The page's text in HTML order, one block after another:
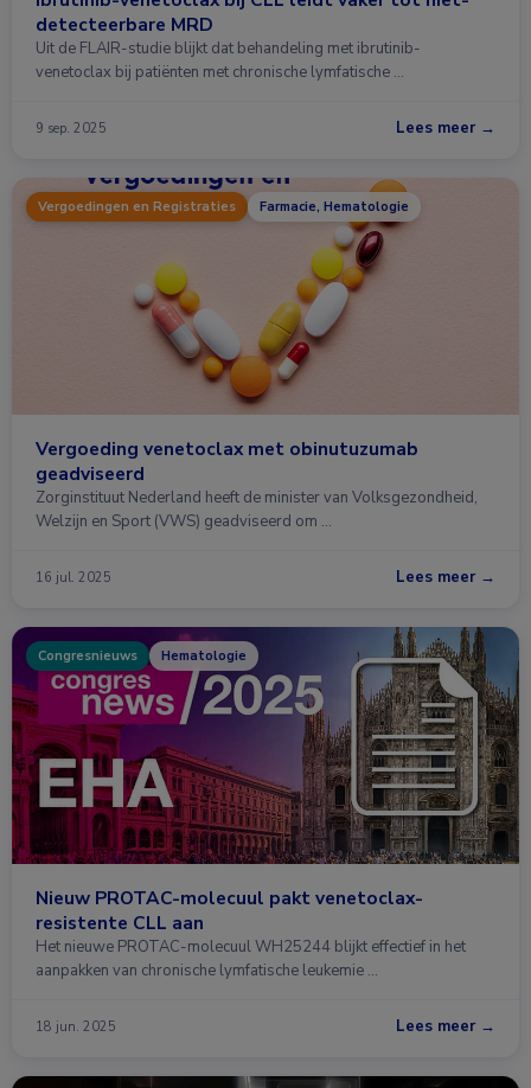
detecteerbare MRD
Uit de FLAIR-studie blijkt dat behandeling met ibrutinib-
venetoclax bij patiënten met chronische lymfatische …
9 sep. 2025 Lees meer →
Vergoedingen en Registraties Farmacie, Hematologie
Vergoeding venetoclax met obinutuzumab
geadviseerd
Zorginstituut Nederland heeft de minister van Volksgezondheid,
Welzijn en Sport (VWS) geadviseerd om …
16 jul. 2025 Lees meer →
Congresnieuws Hematologie
Nieuw PROTAC-molecuul pakt venetoclax-
resistente CLL aan
Het nieuwe PROTAC-molecuul WH25244 blijkt effectief in het
aanpakken van chronische lymfatische leukemie …
18 jun. 2025 Lees meer →